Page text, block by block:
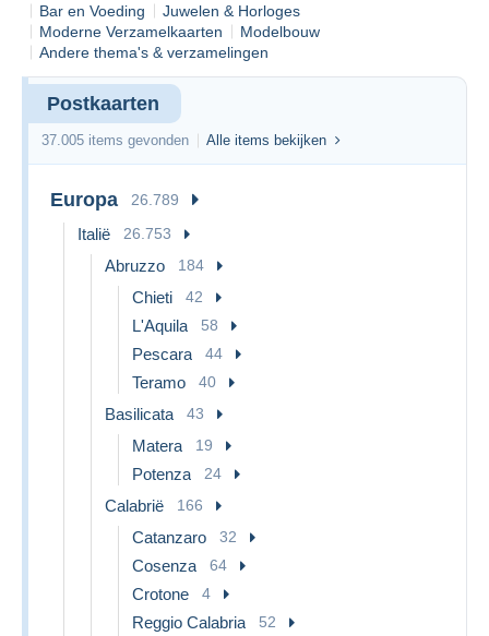
Bar en Voeding
Juwelen & Horloges
Moderne Verzamelkaarten
Modelbouw
Andere thema's & verzamelingen
Postkaarten
37.005 items gevonden Alle items bekijken
Europa 26.789
Italië 26.753
Abruzzo 184
Chieti 42
L'Aquila 58
Pescara 44
Teramo 40
Basilicata 43
Matera 19
Potenza 24
Calabrië 166
Catanzaro 32
Cosenza 64
Crotone 4
Reggio Calabria 52